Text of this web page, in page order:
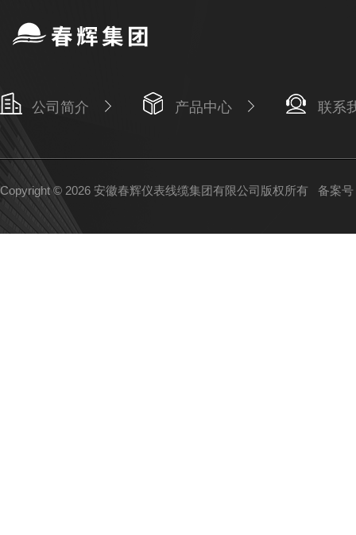
公司简介 产品中心 联系
Copyright © 2026 安徽春辉仪表线缆集团有限公司版权所有 备案号